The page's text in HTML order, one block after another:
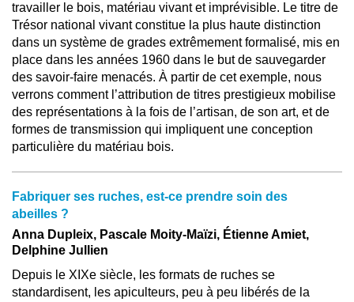
travailler le bois, matériau vivant et imprévisible. Le titre de
Trésor national vivant constitue la plus haute distinction
dans un système de grades extrêmement formalisé, mis en
place dans les années 1960 dans le but de sauvegarder
des savoir-faire menacés. À partir de cet exemple, nous
verrons comment l’attribution de titres prestigieux mobilise
des représentations à la fois de l’artisan, de son art, et de
formes de transmission qui impliquent une conception
particulière du matériau bois.
Fabriquer ses ruches, est-ce prendre soin des
abeilles ?
Anna Dupleix, Pascale Moity-Maïzi, Étienne Amiet,
Delphine Jullien
Depuis le XIXe siècle, les formats de ruches se
standardisent, les apiculteurs, peu à peu libérés de la